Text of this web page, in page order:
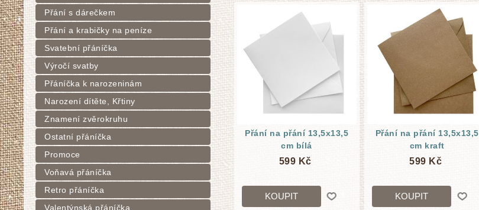
Přání s dárečkem
Přání a krabičky na peníze
Svatební přáníčka
Výročí svatby
Přáníčka k narozeninám
Narození dítěte, Křtiny
Znamení zvěrokruhu
Ostatní přáníčka
Promoce
Voňavá přáníčka
Retro přáníčka
Valentýnská přáníčka
Přání na přání 13,5x13,5
cm bílá
599 Kč
KOUPIT
Přání na přání 13,5x13,5
cm kraft
599 Kč
KOUPIT